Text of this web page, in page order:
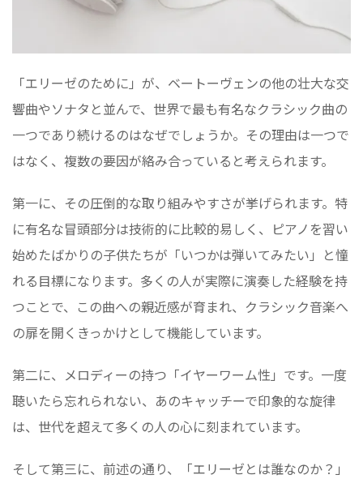
「エリーゼのために」が、ベートーヴェンの他の壮大な交
響曲やソナタと並んで、世界で最も有名なクラシック曲の
一つであり続けるのはなぜでしょうか。その理由は一つで
はなく、複数の要因が絡み合っていると考えられます。
第一に、その圧倒的な取り組みやすさが挙げられます。特
に有名な冒頭部分は技術的に比較的易しく、ピアノを習い
始めたばかりの子供たちが「いつかは弾いてみたい」と憧
れる目標になります。多くの人が実際に演奏した経験を持
つことで、この曲への親近感が育まれ、クラシック音楽へ
の扉を開くきっかけとして機能しています。
第二に、メロディーの持つ「イヤーワーム性」です。一度
聴いたら忘れられない、あのキャッチーで印象的な旋律
は、世代を超えて多くの人の心に刻まれています。
そして第三に、前述の通り、「エリーゼとは誰なのか？」